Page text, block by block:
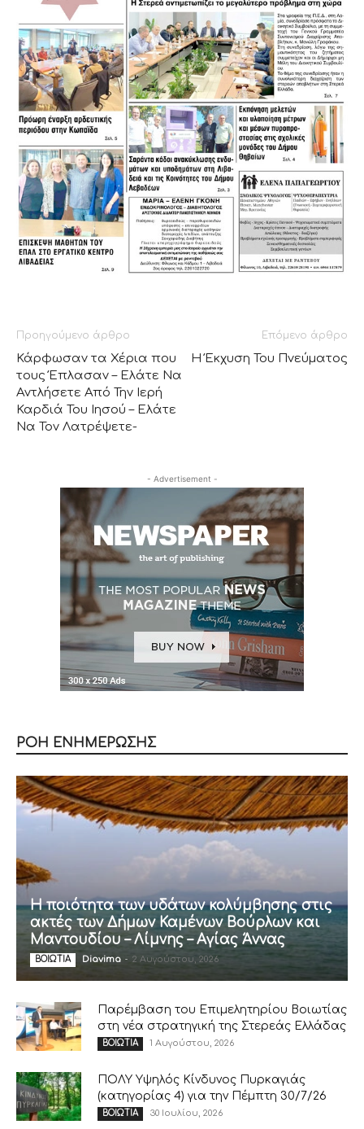
Προηγούμενο άρθρο
Κάρφωσαν τα Χέρια που
τους Έπλασαν – Ελάτε Να
Αντλήσετε Από Την Ιερή
Καρδιά Του Ιησού – Ελάτε
Να Τον Λατρέψετε-
Επόμενο άρθρο
Η Έκχυση Του Πνεύματος
- Advertisement -
ΡΟΗ ΕΝΗΜΕΡΩΣΗΣ
Η ποιότητα των υδάτων κολύμβησης στις
ακτές των Δήμων Καμένων Βούρλων και
Μαντουδίου – Λίμνης – Αγίας Άννας
ΒΟΙΩΤΙΑ Diavima - 2 Αυγούστου, 2026
Παρέμβαση του Επιμελητηρίου Βοιωτίας
στη νέα στρατηγική της Στερεάς Ελλάδας
ΒΟΙΩΤΙΑ 1 Αυγούστου, 2026
ΠΟΛΥ Υψηλός Κίνδυνος Πυρκαγιάς
(κατηγορίας 4) για την Πέμπτη 30/7/26
ΒΟΙΩΤΙΑ 30 Ιουλίου, 2026